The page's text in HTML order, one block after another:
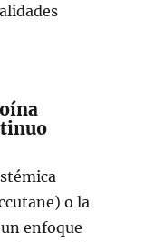
o la
enfoque